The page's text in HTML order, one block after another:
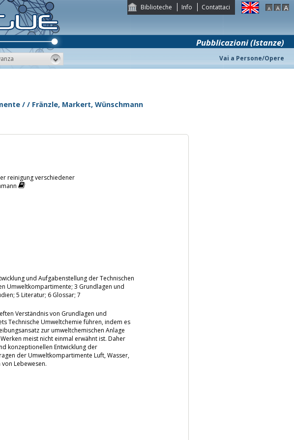
Biblioteche Info Contattaci
Pubblicazioni (Istanze)
Vai a Persone/Opere
/ / Fränzle, Markert, Wünschmann
reinigung verschiedener
und Aufgabenstellung der Technischen
Umweltkompartimente; 3 Grundlagen und
5 Literatur; 6 Glossar; 7
Verständnis von Grundlagen und
Technische Umweltchemie führen, indem es
zur umweltchemischen Anlage
meist nicht einmal erwähnt ist. Daher
konzeptionellen Entwicklung der
der Umweltkompartimente Luft, Wasser,
Lebewesen.